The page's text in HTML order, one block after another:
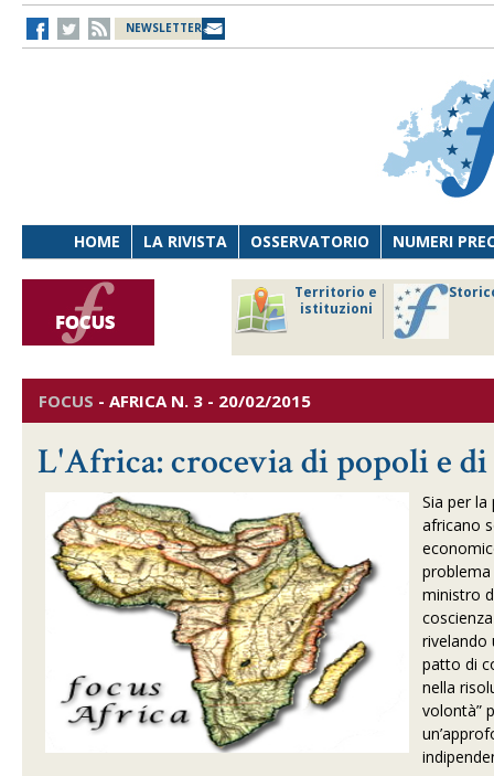
NEWSLETTER
HOME LA RIVISTA OSSERVATORIO NUMERI
Territorio e
istituzioni
FOCUS - AFRICAN. 3 - 20/02/2015
L'Africa: crocevia di popoli e
Sia per
africano
problema
ministro
rivelando
patto di
nella
volontà”